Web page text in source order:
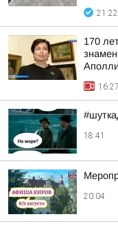
21:22
170
16:27
18:41
20:04